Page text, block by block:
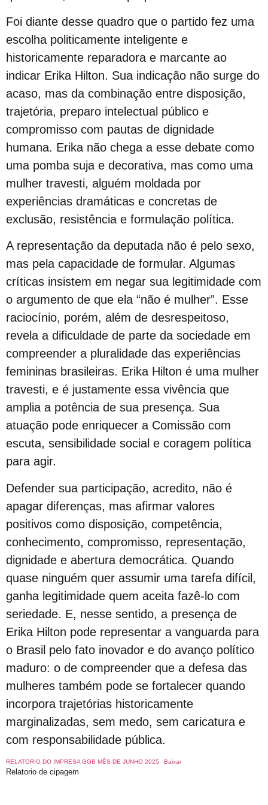
VIII Semana da Diversidade Cultural de Salvador
ORGULHO LGBT+ DA BAHIA
Violência Eleitoral Lgbtfóbica supostamente Praticada por Pré-candidato a Prefeito de Varzedo Recôncavo da Bahia
Cartilha Segurança Pública e LGBT no Distrito Federal
Boletim do GGB 1981 2005
Saiba o que é Ballroom e outras celebrações LGBTQIAPN+
Ping pong com Maria Fernanda
Confira a vibe
Luiz Mott Carta Capital
No Início Eram as Mareatas Parte I
Gay Pride Nova Iorque em Junho
PrEP: quem mais acessa são homens gays, brancos com maior grau de escolaridade
GGB lança Manual para Jovens LGBTQIA+ “ Seja Você Mesmo”
O Globo: ‘Me sinto maravilhoso’, diz paciente curado do HIV com tratamento raro; leia entrevista
O Museu de Arte da Bahia (MAB) receberá no dia 25 de abril, às 18h, a exibição gratuita do documentário “Cassandra Rios: A Safo de Perdizes”
Viver LGBT Além (60+)
Quem perde quando os homens não choram?
Casamento entre pessoas do mesmo sexo cresce quase 20% e bate recorde, aponta IBGE
Gays se casam em Camaçari na Bahia
Foi diante desse quadro que o partido fez uma
escolha politicamente inteligente e
historicamente reparadora e marcante ao
indicar Erika Hilton. Sua indicação não surge do
acaso, mas da combinação entre disposição,
trajetória, preparo intelectual público e
compromisso com pautas de dignidade
humana. Erika não chega a esse debate como
uma pomba suja e decorativa, mas como uma
mulher travesti, alguém moldada por
experiências dramáticas e concretas de
exclusão, resistência e formulação política.
A representação da deputada não é pelo sexo,
mas pela capacidade de formular. Algumas
críticas insistem em negar sua legitimidade com
o argumento de que ela “não é mulher”. Esse
raciocínio, porém, além de desrespeitoso,
revela a dificuldade de parte da sociedade em
compreender a pluralidade das experiências
femininas brasileiras. Erika Hilton é uma mulher
travesti, e é justamente essa vivência que
amplia a potência de sua presença. Sua
atuação pode enriquecer a Comissão com
escuta, sensibilidade social e coragem política
para agir.
Defender sua participação, acredito, não é
apagar diferenças, mas afirmar valores
positivos como disposição, competência,
conhecimento, compromisso, representação,
dignidade e abertura democrática. Quando
quase ninguém quer assumir uma tarefa difícil,
ganha legitimidade quem aceita fazê-lo com
seriedade. E, nesse sentido, a presença de
Erika Hilton pode representar a vanguarda para
o Brasil pelo fato inovador e do avanço político
maduro: o de compreender que a defesa das
mulheres também pode se fortalecer quando
incorpora trajetórias historicamente
marginalizadas, sem medo, sem caricatura e
com responsabilidade pública.
RELATORIO DO IMPRESA GGB MÊS DE JUNHO 2025 Baixar
Relatorio de cipagem